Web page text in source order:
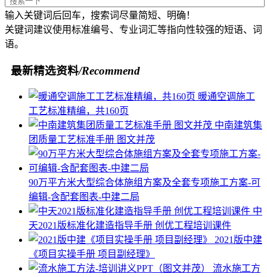
输入关键词后回车，搜索词尽量简短、明确！
关键词建议使用标准编号、专业词汇等指向性较强的短语、词
语。
最新精选资料/Recommend
暖通空调施工
工艺标准精编，共160页
中南建筑集
团质量工艺标准手册 图文并茂
90万平方米大型综合体施组方案及全套专项施工方案-可
编辑-含配套图表-中建二局
中
天2021版标准化建造指导手册 创优工程培训课件
2021版中建
《项目实操手册 项目副经理》
流水施工方